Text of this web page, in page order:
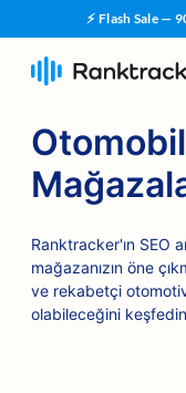
⚡ Flash Sale —
Ranktracker'ın SEO
mağazanızın öne
ve rekabetçi otomotiv
olabileceğini